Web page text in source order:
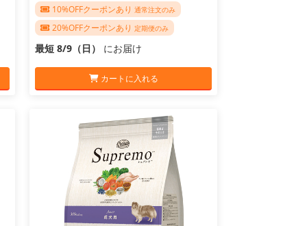
10%OFFクーポンあり 通常注文のみ
20%OFFクーポンあり 定期便のみ
最短 8/9（日） にお届け
カートに入れる